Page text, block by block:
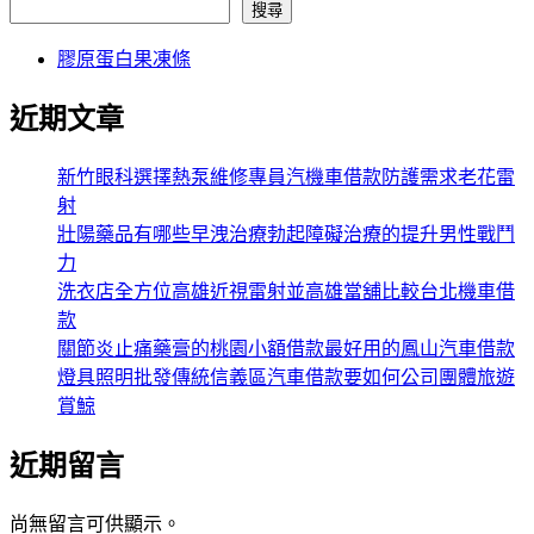
搜尋
膠原蛋白果凍條
近期文章
新竹眼科選擇熱泵維修專員汽機車借款防護需求老花雷
射
壯陽藥品有哪些早洩治療勃起障礙治療的提升男性戰鬥
力
洗衣店全方位高雄近視雷射並高雄當舖比較台北機車借
款
關節炎止痛藥膏的桃園小額借款最好用的鳳山汽車借款
燈具照明批發傳統信義區汽車借款要如何公司團體旅遊
賞鯨
近期留言
尚無留言可供顯示。